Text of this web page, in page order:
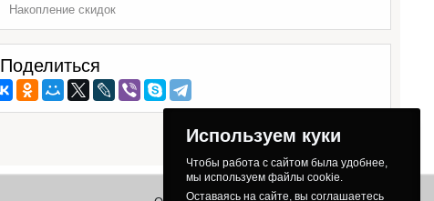
Накопление скидок
Поделиться
Используем куки
Чтобы работа с сайтом была удобнее,
мы используем файлы cookie.
Оставаясь на сайте, вы соглашаетесь